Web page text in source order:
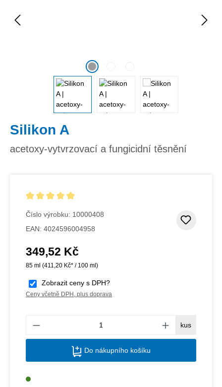
Silikon A
acetoxy-vytvrzovací a fungicidní těsnění
Číslo výrobku: 10000408
EAN: 4024596004958
Běžná cena:
349,52 Kč
85 ml (411,20 Kč* / 100 ml)
Zobrazit ceny s DPH?
Ceny včetně DPH, plus doprava
kus
Do nákupního košíku